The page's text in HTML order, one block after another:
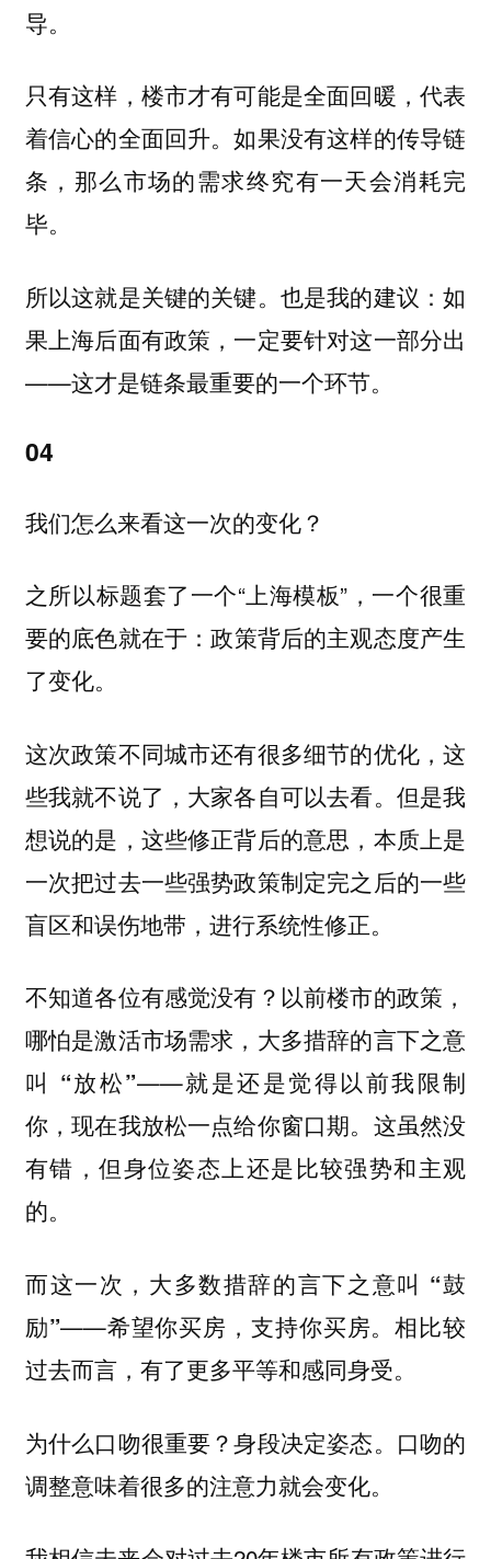
导。
只有这样，楼市才有可能是全面回暖，代表
着信心的全面回升。如果没有这样的传导链
条，那么市场的需求终究有一天会消耗完
毕。
所以这就是关键的关键。也是我的建议：如
果上海后面有政策，一定要针对这一部分出
——这才是链条最重要的一个环节。
04
我们怎么来看这一次的变化？
之所以标题套了一个“上海模板”，一个很重
要的底色就在于：政策背后的主观态度产生
了变化。
这次政策不同城市还有很多细节的优化，这
些我就不说了，大家各自可以去看。但是我
想说的是，这些修正背后的意思，本质上是
一次把过去一些强势政策制定完之后的一些
盲区和误伤地带，进行系统性修正。
不知道各位有感觉没有？以前楼市的政策，
哪怕是激活市场需求，大多措辞的言下之意
叫 “放松”——就是还是觉得以前我限制
你，现在我放松一点给你窗口期。这虽然没
有错，但身位姿态上还是比较强势和主观
的。
而这一次，大多数措辞的言下之意叫 “鼓
励”——希望你买房，支持你买房。相比较
过去而言，有了更多平等和感同身受。
为什么口吻很重要？身段决定姿态。口吻的
调整意味着很多的注意力就会变化。